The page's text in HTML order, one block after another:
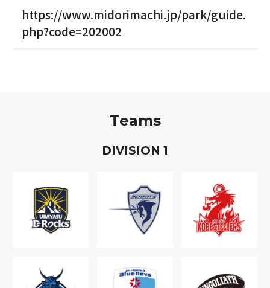
https://www.midorimachi.jp/park/guide.
php?code=202002
Teams
DIVISION 1